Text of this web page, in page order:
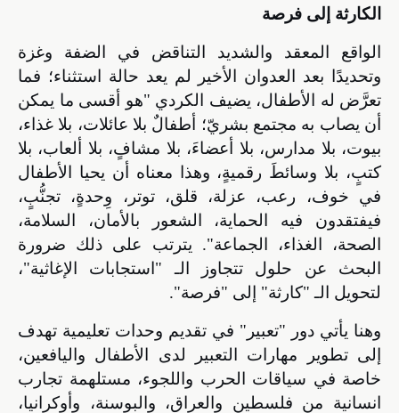
الكارثة إلى فرصة
الواقع المعقد والشديد التناقض في الضفة وغزة
وتحديدًا بعد العدوان الأخير لم يعد حالة استثناء؛ فما
تعرَّض له الأطفال، يضيف الكردي "هو أقسى ما يمكن
أن يصاب به مجتمع بشريّ؛ أطفالٌ بلا عائلات، بلا غذاء،
بيوت، بلا مدارس، بلا أعضاءَ، بلا مشافٍ، بلا ألعاب، بلا
كتبٍ، بلا وسائطَ رقميةٍ، وهذا معناه أن يحيا الأطفال
في خوف، رعب، عزلة، قلق، توتر، وِحدةٍ، تجنُّبٍ،
فيفتقدون فيه الحماية، الشعور بالأمان، السلامة،
الصحة، الغذاء، الجماعة". يترتب على ذلك ضرورة
البحث عن حلول تتجاوز الـ "استجابات الإغاثية"،
لتحويل الـ "كارثة" إلى "فرصة".
وهنا يأتي دور "تعبير" في تقديم وحدات تعليمية تهدف
إلى تطوير مهارات التعبير لدى الأطفال واليافعين،
خاصة في سياقات الحرب واللجوء، مستلهمة تجارب
انسانية من فلسطين والعراق، والبوسنة، وأوكرانيا،